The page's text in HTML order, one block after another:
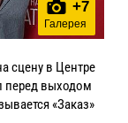
+7
Галерея
сцену в Центре
перед выходом
«Заказ»